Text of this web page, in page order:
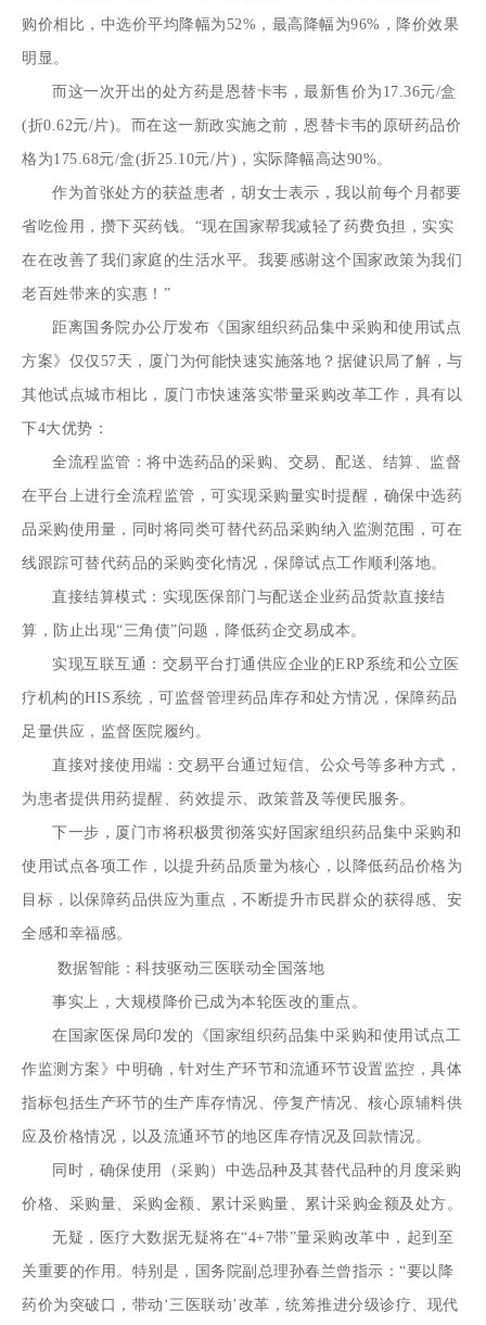
购价相比，中选价平均降幅为52%，最高降幅为96%，降价效果
明显。
而这一次开出的处方药是恩替卡韦，最新售价为17.36元/盒
(折0.62元/片)。而在这一新政实施之前，恩替卡韦的原研药品价
格为175.68元/盒(折25.10元/片)，实际降幅高达90%。
作为首张处方的获益患者，胡女士表示，我以前每个月都要
省吃俭用，攒下买药钱。“现在国家帮我减轻了药费负担，实实
在在改善了我们家庭的生活水平。我要感谢这个国家政策为我们
老百姓带来的实惠！”
距离国务院办公厅发布《国家组织药品集中采购和使用试点
方案》仅仅57天，厦门为何能快速实施落地？据健识局了解，与
其他试点城市相比，厦门市快速落实带量采购改革工作，具有以
下4大优势：
全流程监管：将中选药品的采购、交易、配送、结算、监督
在平台上进行全流程监管，可实现采购量实时提醒，确保中选药
品采购使用量，同时将同类可替代药品采购纳入监测范围，可在
线跟踪可替代药品的采购变化情况，保障试点工作顺利落地。
直接结算模式：实现医保部门与配送企业药品货款直接结
算，防止出现“三角债”问题，降低药企交易成本。
实现互联互通：交易平台打通供应企业的ERP系统和公立医
疗机构的HIS系统，可监督管理药品库存和处方情况，保障药品
足量供应，监督医院履约。
直接对接使用端：交易平台通过短信、公众号等多种方式，
为患者提供用药提醒、药效提示、政策普及等便民服务。
下一步，厦门市将积极贯彻落实好国家组织药品集中采购和
使用试点各项工作，以提升药品质量为核心，以降低药品价格为
目标，以保障药品供应为重点，不断提升市民群众的获得感、安
全感和幸福感。
数据智能：科技驱动三医联动全国落地
事实上，大规模降价已成为本轮医改的重点。
在国家医保局印发的《国家组织药品集中采购和使用试点工
作监测方案》中明确，针对生产环节和流通环节设置监控，具体
指标包括生产环节的生产库存情况、停复产情况、核心原辅料供
应及价格情况，以及流通环节的地区库存情况及回款情况。
同时，确保使用（采购）中选品种及其替代品种的月度采购
价格、采购量、采购金额、累计采购量、累计采购金额及处方。
无疑，医疗大数据无疑将在“4+7带”量采购改革中，起到至
关重要的作用。特别是，国务院副总理孙春兰曾指示：“要以降
药价为突破口，带动‘三医联动’改革，统筹推进分级诊疗、现代